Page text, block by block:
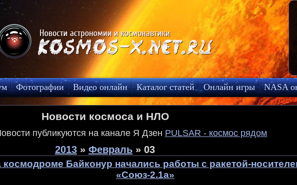
Фотографии Видео онлайн Каталог статей Онлайн игры
NASA
Новости космоса и НЛО
публикуются на канале Я Дзен PULSAR - космос рядом
2013 » Февраль » 03
космодроме Байконур начались работы с ракетой-
«Союз-2.1а»